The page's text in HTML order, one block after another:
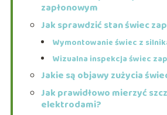
zapłonowym
Jak sprawdzić stan świec
Wymontowanie świec z
Wizualna inspekcja świec
Jakie są objawy zużycia
Jak prawidłowo mierzyć
elektrodami?